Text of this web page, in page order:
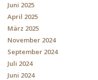
Juni 2025
April 2025
März 2025
November 2024
September 2024
Juli 2024
Juni 2024